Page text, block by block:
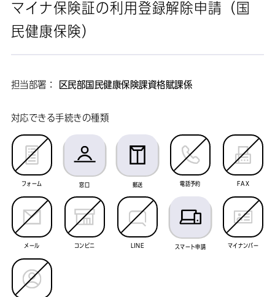
マイナ保険証の利用登録解除申請（国
民健康保険）
担当部署： 区民部国民健康保険課資格賦課係
対応できる手続きの種類
フォーム 窓口 郵送 電話予約 FAX
メール コンビニ LINE スマート申請 マイナンバー